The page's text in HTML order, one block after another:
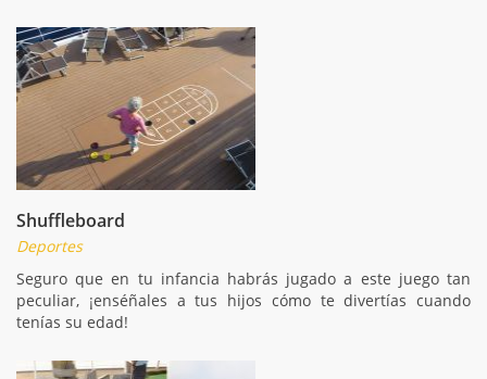
Shuffleboard
Deportes
Seguro que en tu infancia habrás jugado a este juego tan
peculiar, ¡enséñales a tus hijos cómo te divertías cuando
tenías su edad!